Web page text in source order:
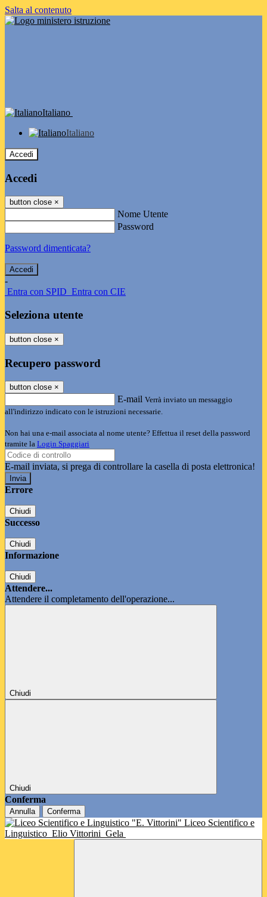
Salta al contenuto
Italiano
Italiano
Accedi
Accedi
button close ×
Nome Utente
Password
Password dimenticata?
-
Entra con SPID Entra con CIE
Seleziona utente
button close ×
Recupero password
button close ×
E-mail Verrà inviato un messaggio
all'indirizzo indicato con le istruzioni necessarie.
Non hai una e-mail associata al nome utente? Effettua il reset della password
tramite la Login Spaggiari
E-mail inviata, si prega di controllare la casella di posta elettronica!
Errore
Chiudi
Successo
Chiudi
Informazione
Chiudi
Attendere...
Attendere il completamento dell'operazione...
Chiudi
Chiudi
Conferma
Annulla Conferma
Liceo Scientifico e
Linguistico Elio Vittorini Gela